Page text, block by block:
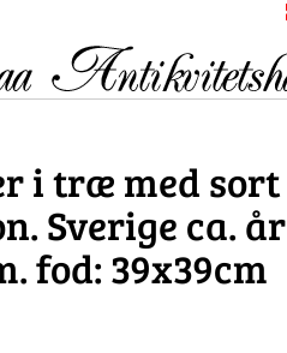
i træ med sort
Sverige ca. år
fod: 39x39cm